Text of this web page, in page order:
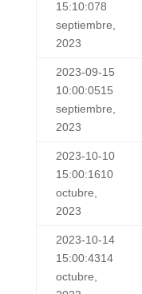
15:10:078
septiembre,
2023
2023-09-15
10:00:0515
septiembre,
2023
2023-10-10
15:00:1610
octubre,
2023
2023-10-14
15:00:4314
octubre,